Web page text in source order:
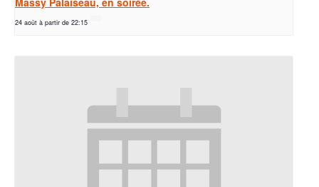
24 août à partir de 22:15